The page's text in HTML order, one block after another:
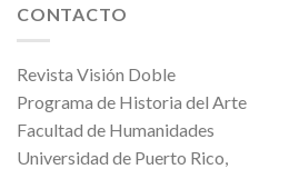
CONTACTO
Revista Visión Doble
Programa de Historia del Arte
Facultad de Humanidades
Universidad de Puerto Rico,